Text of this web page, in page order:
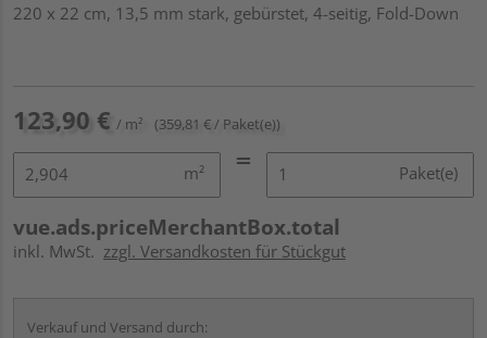
220 x 22 cm, 13,5 mm stark, gebürstet, 4-seitig, Fold-Down
123,90 € / m² (359,81 € / Paket(e))
m² Paket(e)
vue.ads.priceMerchantBox.total
inkl. MwSt. zzgl. Versandkosten für Stückgut
Verkauf und Versand durch: